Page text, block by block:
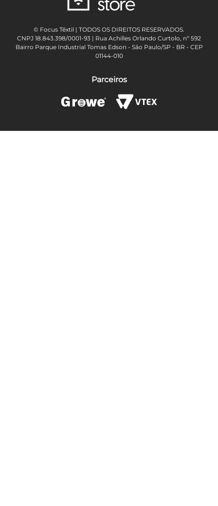
© Focus Têxtil | TODOS OS DIREITOS RESERVADOS.
CNPJ 18.843.398/0001-93 | Rua Achilles Orlando Curtolo, nº 592
Bairro Parque Industrial Tomas Edson - São Paulo/SP - BR - CEP
01144-010
Parceiros